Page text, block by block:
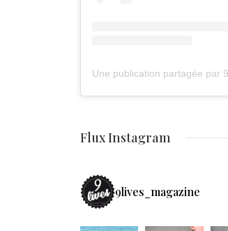
Flux Instagram
9lives_magazine